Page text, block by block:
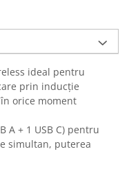
ideal pentru
prin inducție
orice moment
A + 1 USB C) pentru
simultan, puterea